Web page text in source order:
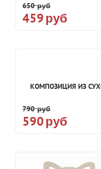
650 руб
459 руб
КОМПОЗИЦИЯ ИЗ
790 руб
590 руб